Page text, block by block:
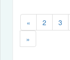
« 2 3
»